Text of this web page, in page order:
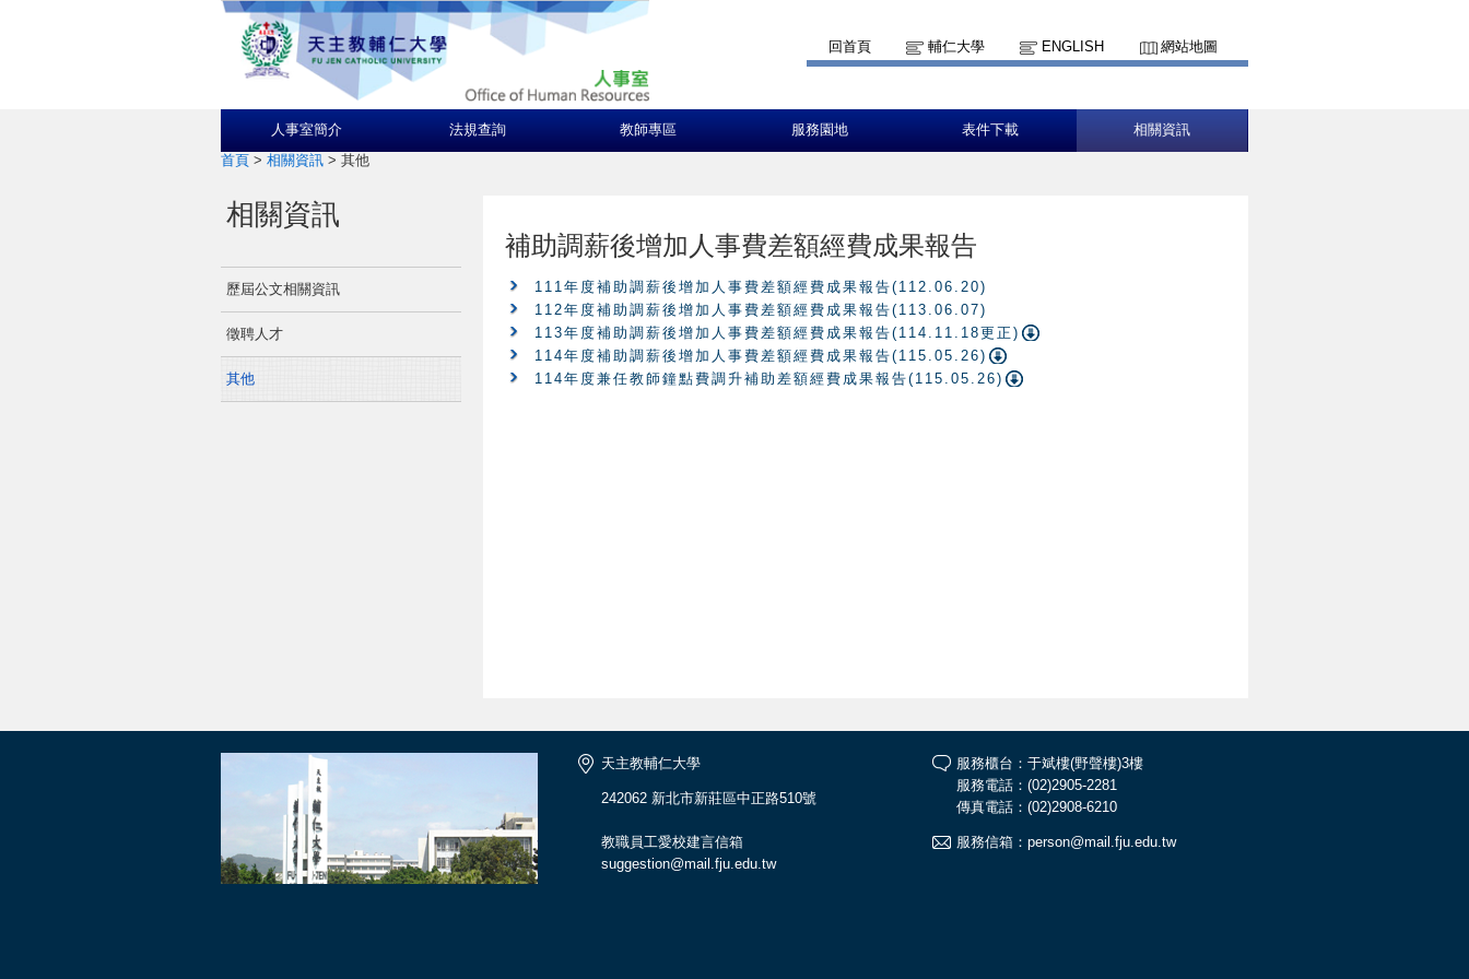
回首頁 輔仁大學 ENGLISH 網站地圖
人事室簡介 法規查詢 教師專區 服務園地 表件下載 相關資訊
首頁 > 相關資訊 > 其他
相關資訊
歷屆公文相關資訊
徵聘人才
其他
補助調薪後增加人事費差額經費成果報告
111年度補助調薪後增加人事費差額經費成果報告(112.06.20)
112年度補助調薪後增加人事費差額經費成果報告(113.06.07)
113年度補助調薪後增加人事費差額經費成果報告(114.11.18更正)
114年度補助調薪後增加人事費差額經費成果報告(115.05.26)
114年度兼任教師鐘點費調升補助差額經費成果報告(115.05.26)
天主教輔仁大學
242062 新北市新莊區中正路510號
教職員工愛校建言信箱
suggestion@mail.fju.edu.tw
服務櫃台：于斌樓(野聲樓)3樓
服務電話：(02)2905-2281
傳真電話：(02)2908-6210
服務信箱：person@mail.fju.edu.tw